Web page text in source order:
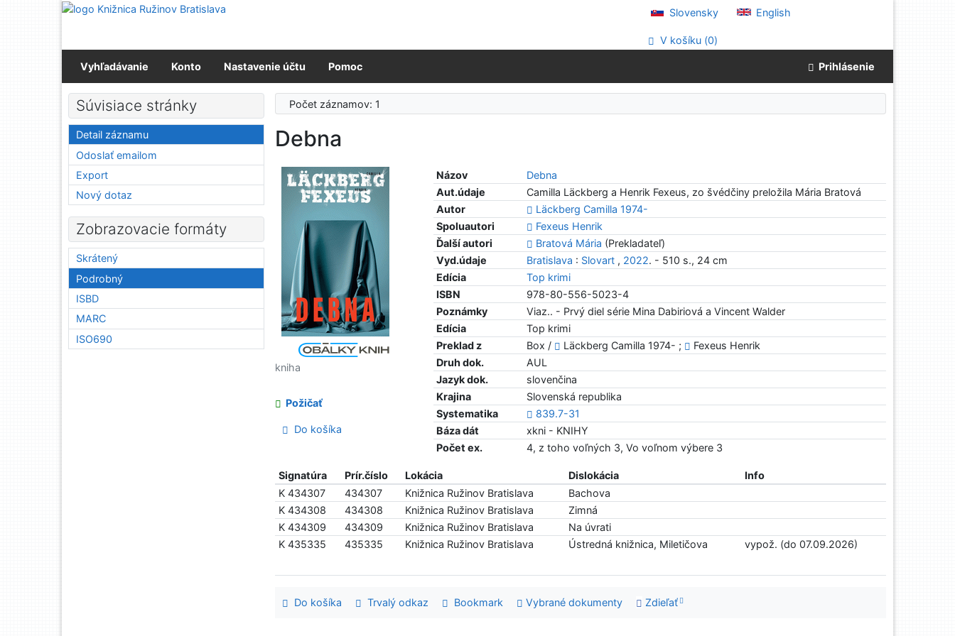
Prejsť na obsah
Slovensky English
V košíku (0)
Vyhľadávanie Konto Nastavenie účtu Pomoc Prihlásenie
Počet záznamov: 1
Debna
Názov
Debna
Aut.údaje
Camilla Läckberg a Henrik Fexeus, zo švédčiny preložila Mária Bratová
Autor
Läckberg Camilla 1974-
Spoluautori
Fexeus Henrik
Ďalší autori
Bratová Mária (Prekladateľ)
Vyd.údaje
Bratislava : Slovart , 2022. - 510 s., 24 cm
Edícia
Top krimi
ISBN
978-80-556-5023-4
Poznámky
Viaz.. - Prvý diel série Mina Dabiriová a Vincent Walder
Edícia
Top krimi
Preklad z
Box / Läckberg Camilla 1974- ;
Fexeus Henrik
Druh dok.
AUL
Jazyk dok.
slovenčina
Krajina
Slovenská republika
Systematika
839.7-31
Báza dát
xkni - KNIHY
Počet ex.
4, z toho voľných 3, Vo voľnom výbere 3
kniha
Požičať
Do košíka
Signatúra Prír.číslo Lokácia Dislokácia
Info
K 434307
434307 Knižnica Ružinov Bratislava
Bachova
K 434308
434308 Knižnica Ružinov Bratislava
Zimná
K 434309
434309 Knižnica Ružinov Bratislava
Na úvrati
K 435335
435335 Knižnica Ružinov Bratislava Ústredná knižnica, Miletičova vypož. (do 07.09.2026)
Do košíka Trvalý odkaz Bookmark Vybrané dokumenty Zdieľať
Súvisiace stránky
Detail záznamu
Odoslať emailom
Export
Nový dotaz
Zobrazovacie formáty
Skrátený
Podrobný
ISBD
MARC
ISO690